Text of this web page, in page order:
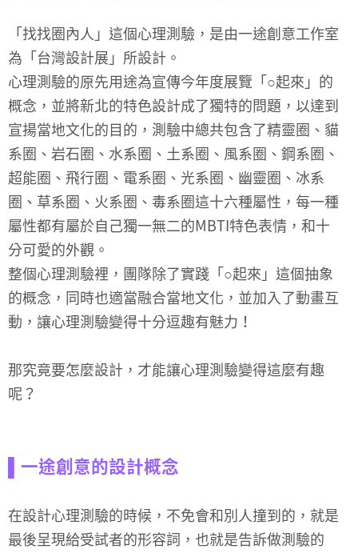
「找找圈內人」這個心理測驗，是由一途創意工作室
為「台灣設計展」所設計。
心理測驗的原先用途為宣傳今年度展覽「○起來」的
概念，並將新北的特色設計成了獨特的問題，以達到
宣揚當地文化的目的，測驗中總共包含了精靈圈、貓
系圈、岩石圈、水系圈、土系圈、風系圈、鋼系圈、
超能圈、飛行圈、電系圈、光系圈、幽靈圈、冰系
圈、草系圈、火系圈、毒系圈這十六種屬性，每一種
屬性都有屬於自己獨一無二的MBTI特色表情，和十
分可愛的外觀。
整個心理測驗裡，團隊除了實踐「○起來」這個抽象
的概念，同時也適當融合當地文化，並加入了動畫互
動，讓心理測驗變得十分逗趣有魅力！
那究竟要怎麼設計，才能讓心理測驗變得這麼有趣
呢？
▌一途創意的設計概念
在設計心理測驗的時候，不免會和別人撞到的，就是
最後呈現給受試者的形容詞，也就是告訴做測驗的